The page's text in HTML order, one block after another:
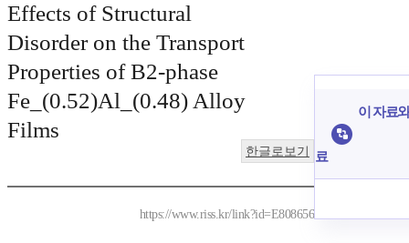
Effects of Structural
Disorder on the Transport
Properties of B2-phase
Fe_(0.52)Al_(0.48) Alloy
Films
한글로보기
https://www.riss.kr/link?id=E808656
이 자료
료